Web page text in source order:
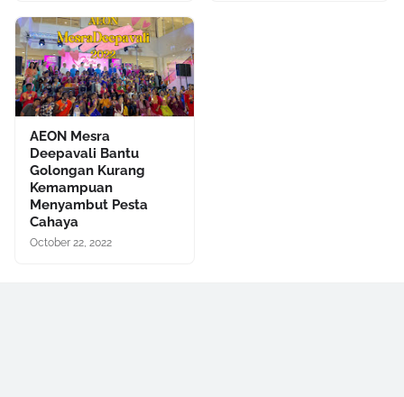
AEON Mesra
Deepavali Bantu
Golongan Kurang
Kemampuan
Menyambut Pesta
Cahaya
October 22, 2022